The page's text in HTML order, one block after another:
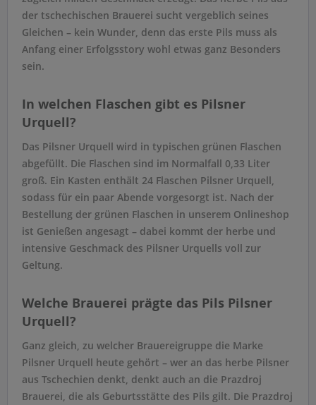
der tschechischen Brauerei sucht vergeblich seines
Gleichen – kein Wunder, denn das erste Pils muss als
Anfang einer Erfolgsstory wohl etwas ganz Besonders
sein.
In welchen Flaschen gibt es Pilsner
Urquell?
Das Pilsner Urquell wird in typischen grünen Flaschen
abgefüllt. Die Flaschen sind im Normalfall 0,33 Liter
groß. Ein Kasten enthält 24 Flaschen Pilsner Urquell,
sodass für ein paar Abende vorgesorgt ist. Nach der
Bestellung der grünen Flaschen in unserem Onlineshop
ist Genießen angesagt – dabei kommt der herbe und
intensive Geschmack des Pilsner Urquells voll zur
Geltung.
Welche Brauerei prägte das Pils Pilsner
Urquell?
Ganz gleich, zu welcher Brauereigruppe die Marke
Pilsner Urquell heute gehört – wer an das herbe Pilsner
aus Tschechien denkt, denkt auch an die Prazdroj
Brauerei, die als Geburtsstätte des Pils gilt. Die Prazdroj